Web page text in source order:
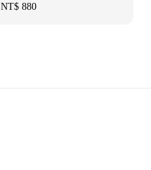
Regular
NT$ 880